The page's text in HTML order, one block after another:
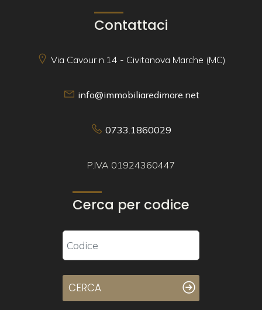
Contattaci
Via Cavour n.14 - Civitanova Marche (MC)
info@immobiliaredimore.net
0733.1860029
P.IVA 01924360447
Cerca per codice
CERCA